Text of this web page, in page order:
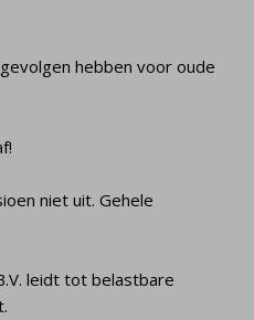
hebben voor oude
niet uit. Gehele
leidt tot belastbare